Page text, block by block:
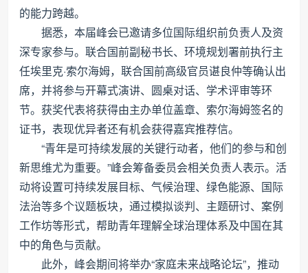
的能力跨越。
据悉，本届峰会已邀请多位国际组织前负责人及资
深专家参与。联合国前副秘书长、环境规划署前执行主
任埃里克·索尔海姆，联合国前高级官员谌良仲等确认出
席，并将参与开幕式演讲、圆桌对话、学术评审等环
节。获奖代表将获得由主办单位盖章、索尔海姆签名的
证书，表现优异者还有机会获得嘉宾推荐信。
“青年是可持续发展的关键行动者，他们的参与和创
新思维尤为重要。”峰会筹备委员会相关负责人表示。活
动将设置可持续发展目标、气候治理、绿色能源、国际
法治等多个议题板块，通过模拟谈判、主题研讨、案例
工作坊等形式，帮助青年理解全球治理体系及中国在其
中的角色与贡献。
此外，峰会期间将举办“家庭未来战略论坛”，推动